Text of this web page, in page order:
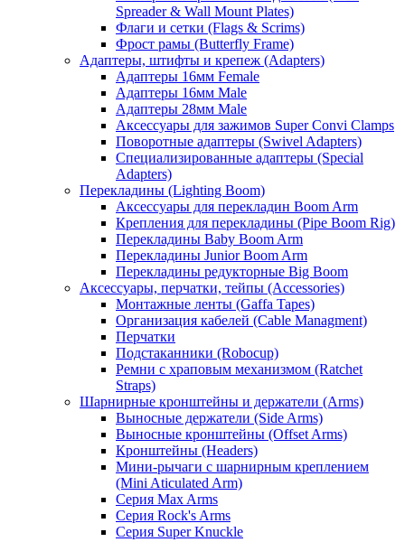
Spreader & Wall Mount Plates)
Флаги и сетки (Flags & Scrims)
Фрост рамы (Butterfly Frame)
Адаптеры, штифты и крепеж (Adapters)
Адаптеры 16мм Female
Адаптеры 16мм Male
Адаптеры 28мм Male
Аксессуары для зажимов Super Convi Clamps
Поворотные адаптеры (Swivel Adapters)
Специализированные адаптеры (Special
Adapters)
Перекладины (Lighting Boom)
Аксессуары для перекладин Boom Arm
Крепления для перекладины (Pipe Boom Rig)
Перекладины Baby Boom Arm
Перекладины Junior Boom Arm
Перекладины редукторные Big Boom
Аксессуары, перчатки, тейпы (Accessories)
Монтажные ленты (Gaffa Tapes)
Организация кабелей (Cable Managment)
Перчатки
Подстаканники (Robocup)
Ремни с храповым механизмом (Ratchet
Straps)
Шарнирные кронштейны и держатели (Arms)
Выносные держатели (Side Arms)
Выносные кронштейны (Offset Arms)
Кронштейны (Headers)
Мини-рычаги с шарнирным креплением
(Mini Aticulated Arm)
Серия Max Arms
Серия Rock's Arms
Серия Super Knuckle